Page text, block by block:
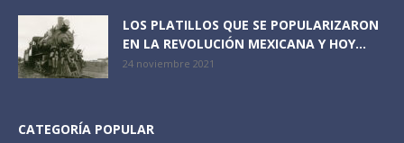
LOS PLATILLOS QUE SE POPULARIZARON
EN LA REVOLUCIÓN MEXICANA Y HOY...
24 noviembre 2021
CATEGORÍA POPULAR